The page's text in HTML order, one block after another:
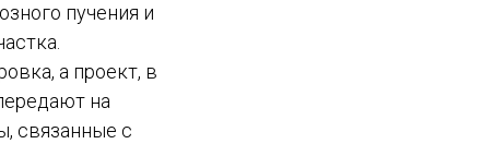
пучения и
а проект, в
на
связанные с